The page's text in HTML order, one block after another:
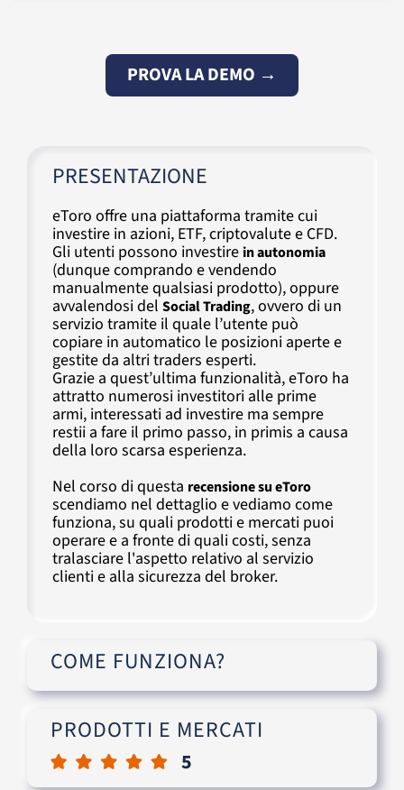
PROVA LA DEMO →
PRESENTAZIONE
eToro offre una piattaforma tramite cui
investire in azioni, ETF, criptovalute e CFD.
Gli utenti possono investire in autonomia
(dunque comprando e vendendo
manualmente qualsiasi prodotto), oppure
avvalendosi del Social Trading, ovvero di un
servizio tramite il quale l’utente può
copiare in automatico le posizioni aperte e
gestite da altri traders esperti.
Grazie a quest’ultima funzionalità, eToro ha
attratto numerosi investitori alle prime
armi, interessati ad investire ma sempre
restii a fare il primo passo, in primis a causa
della loro scarsa esperienza.
Nel corso di questa recensione su eToro
scendiamo nel dettaglio e vediamo come
funziona, su quali prodotti e mercati puoi
operare e a fronte di quali costi, senza
tralasciare l'aspetto relativo al servizio
clienti e alla sicurezza del broker.
COME FUNZIONA?
PRODOTTI E MERCATI
5